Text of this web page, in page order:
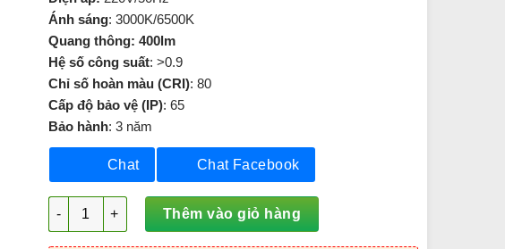
Ánh sáng: 3000K/6500K
Quang thông: 400lm
Hệ số công suất: >0.9
Chỉ số hoàn màu (CRI): 80
Cấp độ bảo vệ (IP): 65
Bảo hành: 3 năm
Chat Chat Facebook
Đèn LED Trụ Công Viên 5W - DVR103 số lượng
Thêm vào giỏ hàng